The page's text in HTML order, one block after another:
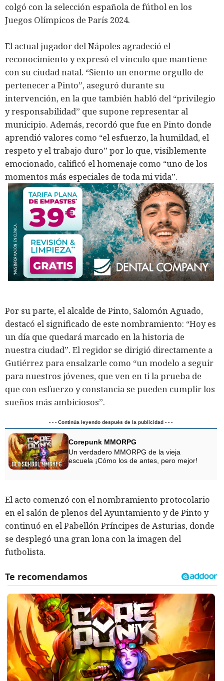
colgó con la selección española de fútbol en los
Juegos Olímpicos de París 2024.
El actual jugador del Nápoles agradeció el
reconocimiento y expresó el vínculo que mantiene
con su ciudad natal. “Siento un enorme orgullo de
pertenecer a Pinto”, aseguró durante su
intervención, en la que también habló del “privilegio
y responsabilidad” que supone representar al
municipio. Además, recordó que fue en Pinto donde
aprendió valores como “el esfuerzo, la humildad, el
respeto y el trabajo duro” por lo que, visiblemente
emocionado, calificó el homenaje como “uno de los
momentos más especiales de toda mi vida”.
Por su parte, el alcalde de Pinto, Salomón Aguado,
destacó el significado de este nombramiento: “Hoy es
un día que quedará marcado en la historia de
nuestra ciudad”. El regidor se dirigió directamente a
Gutiérrez para ensalzarle como “un modelo a seguir
para nuestros jóvenes, que ven en ti la prueba de
que con esfuerzo y constancia se pueden cumplir los
sueños más ambiciosos”.
- - - Continúa leyendo después de la publicidad - - -
Corepunk MMORPG
Un verdadero MMORPG de la vieja
escuela ¡Cómo los de antes, pero mejor!
El acto comenzó con el nombramiento protocolario
en el salón de plenos del Ayuntamiento y de Pinto y
continuó en el Pabellón Príncipes de Asturias, donde
se desplegó una gran lona con la imagen del
futbolista.